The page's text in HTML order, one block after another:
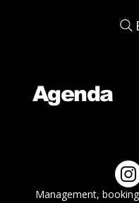
Agenda
Management,